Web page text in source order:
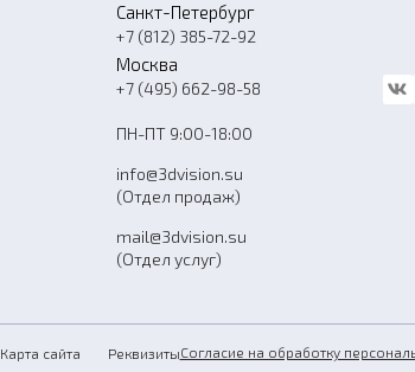
Санкт-Петербург
+7 (812) 385-72-92
Москва
+7 (495) 662-98-58
ПН-ПТ 9:00-18:00
info@3dvision.su
(Отдел продаж)
mail@3dvision.su
(Отдел услуг)
Карта сайта РеквизитыСогласие на обработку